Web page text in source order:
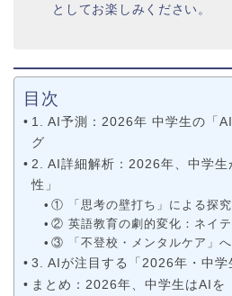
としてお楽しみください。
目次
1. AI予測：2026年 中学生の「
グ
2. AI詳細解析：2026年、中学生
性」
① 「思考の壁打ち」による探
② 英語教育の劇的変化：ネイ
③ 「不登校・メンタルケア」
3. AIが注目する「2026年・中学
まとめ：2026年、中学生はAIを